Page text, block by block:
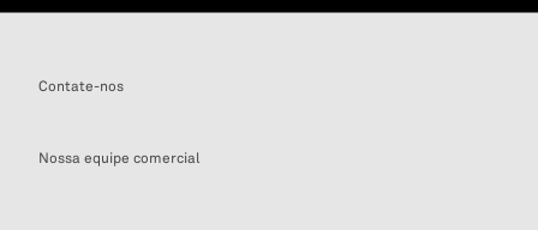
Contate-nos
Nossa equipe comercial